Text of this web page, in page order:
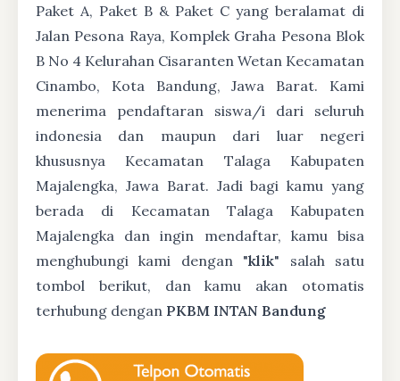
Paket A, Paket B & Paket C yang beralamat di
Jalan Pesona Raya, Komplek Graha Pesona Blok
B No 4 Kelurahan Cisaranten Wetan Kecamatan
Cinambo, Kota Bandung, Jawa Barat. Kami
menerima pendaftaran siswa/i dari seluruh
indonesia dan maupun dari luar negeri
khususnya Kecamatan Talaga Kabupaten
Majalengka, Jawa Barat. Jadi bagi kamu yang
berada di Kecamatan Talaga Kabupaten
Majalengka dan ingin mendaftar, kamu bisa
menghubungi kami dengan "klik" salah satu
tombol berikut, dan kamu akan otomatis
terhubung dengan PKBM INTAN Bandung